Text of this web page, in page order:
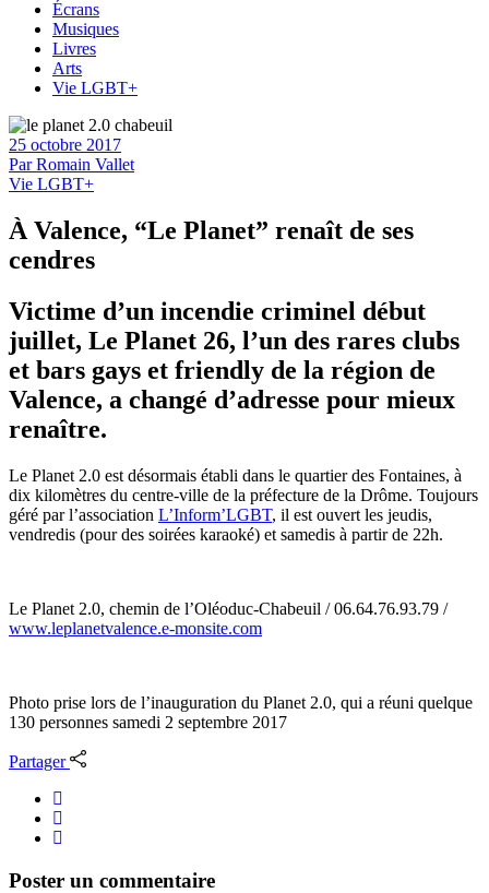
Écrans
Musiques
Livres
Arts
Vie LGBT+
25 octobre 2017
ParRomain Vallet
Vie LGBT+
À Valence, “Le Planet” renaît de ses
cendres
Victime d’un incendie criminel début
juillet, Le Planet 26, l’un des rares clubs
et bars gays et friendly de la région de
Valence, a changé d’adresse pour mieux
renaître.
Le Planet 2.0 est désormais établi dans le quartier des Fontaines, à
dix kilomètres du centre-ville de la préfecture de la Drôme. Toujours
géré par l’association L’Inform’LGBT, il est ouvert les jeudis,
vendredis (pour des soirées karaoké) et samedis à partir de 22h.
Le Planet 2.0, chemin de l’Oléoduc-Chabeuil / 06.64.76.93.79 /
www.leplanetvalence.e-monsite.com
Photo prise lors de l’inauguration du Planet 2.0, qui a réuni quelque
130 personnes samedi 2 septembre 2017
Partager
Poster un commentaire